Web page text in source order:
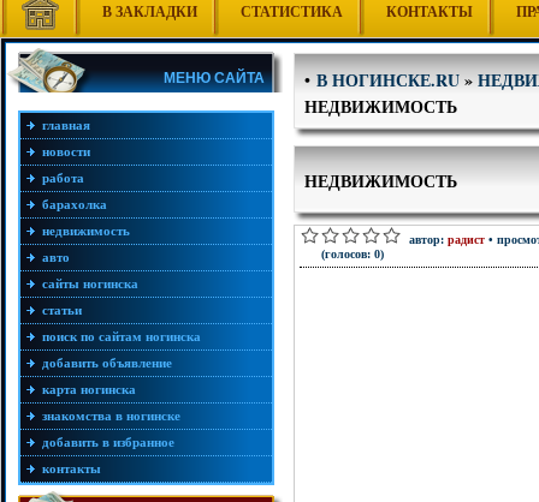
В ЗАКЛАДКИ СТАТИСТИКА КОНТАКТЫ
МЕНЮ САЙТА
главная
новости
работа
барахолка
недвижимость
авто
сайты ногинска
статьи
поиск по сайтам ногинска
добавить объявление
карта ногинска
знакомства в ногинске
добавить в избранное
контакты
•В НОГИНСКЕ.RU»
НЕДВИЖИМОСТЬ
НЕДВИЖИМОСТЬ
(голосов: 0)
автор: радист •